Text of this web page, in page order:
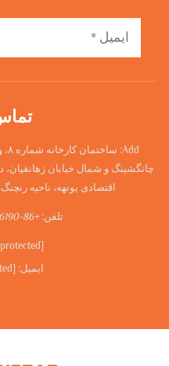
چانگشینگ و شمال خیابان
اقتصادی یونهه، ناحیه
تلفن: +86-17865796190
ایمیل: [email protected]